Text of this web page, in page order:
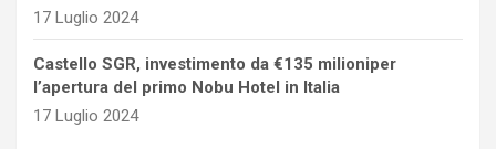
17 Luglio 2024
Castello SGR, investimento da €135 milioniper
l’apertura del primo Nobu Hotel in Italia
17 Luglio 2024